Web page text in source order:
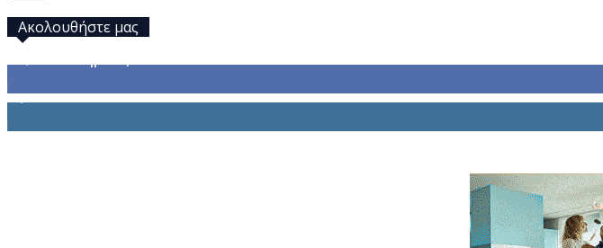
Ακολουθήστε μας
1,914 Ακόλουθοι